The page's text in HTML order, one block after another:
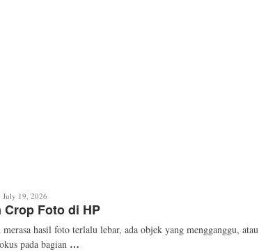
Mita
July 19, 2026
Crop Foto di HP
merasa hasil foto terlalu lebar, ada objek yang mengganggu, atau
pada bagian …